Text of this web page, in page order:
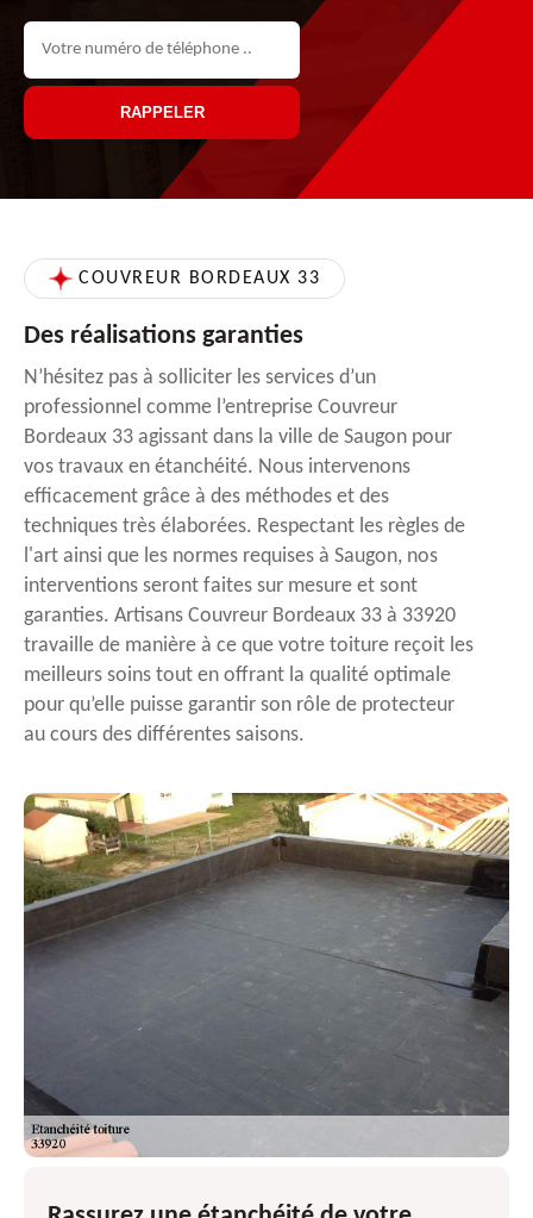
COUVREUR BORDEAUX 33
Des réalisations garanties
N’hésitez pas à solliciter les services d’un
professionnel comme l’entreprise Couvreur
Bordeaux 33 agissant dans la ville de Saugon pour
vos travaux en étanchéité. Nous intervenons
efficacement grâce à des méthodes et des
techniques très élaborées. Respectant les règles de
l'art ainsi que les normes requises à Saugon, nos
interventions seront faites sur mesure et sont
garanties. Artisans Couvreur Bordeaux 33 à 33920
travaille de manière à ce que votre toiture reçoit les
meilleurs soins tout en offrant la qualité optimale
pour qu’elle puisse garantir son rôle de protecteur
au cours des différentes saisons.